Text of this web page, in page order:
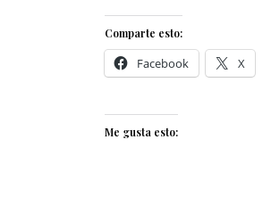
Comparte esto:
Facebook X
Me gusta esto: